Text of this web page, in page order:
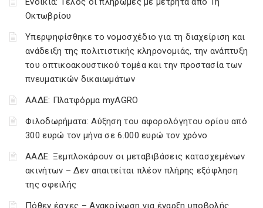
Οκτωβρίου
Υπερψηφίσθηκε το νομοσχέδιο για τη διαχείριση και
ανάδειξη της πολιτιστικής κληρονομιάς, την ανάπτυξη
του οπτικοακουστικού τομέα και την προστασία των
πνευματικών δικαιωμάτων
ΑΑΔΕ: Πλατφόρμα myAGRO
Φιλοδωρήματα: Αύξηση του αφορολόγητου ορίου από
300 ευρώ τον μήνα σε 6.000 ευρώ τον χρόνο
ΑΑΔΕ: Ξεμπλοκάρουν οι μεταβιβάσεις κατασχεμένων
ακινήτων – Δεν απαιτείται πλέον πλήρης εξόφληση
της οφειλής
Πόθεν έσχες – Ανακοίνωση για έναρξη υποβολής